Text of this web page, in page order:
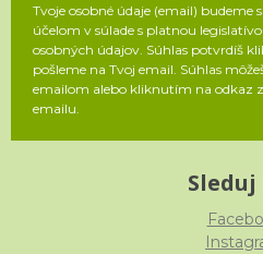
Tvoje osobné údaje (email)
účelom v súlade s platnou
osobných údajov. Súhlas potvrdíš
pošleme na Tvoj email. Súhlas
emailom alebo kliknutím na odkaz
emailu.
Sleduj